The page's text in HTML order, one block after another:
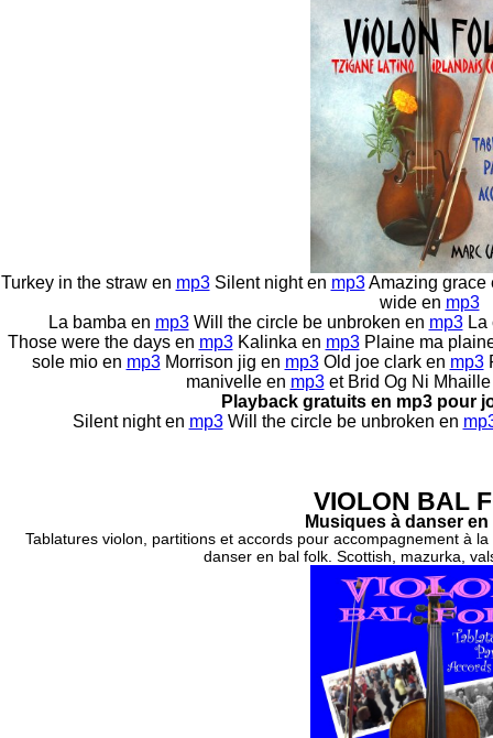
Turkey in the straw en mp3Silent night en mp3Amazing grace
wide en mp3
La bamba en mp3Will the circle be unbroken en mp3
Those were the days en mp3 Kalinka en mp3 Plaine ma
sole mio en mp3 Morrison jig en mp3 Old joe clark en mp3
manivelle en mp3et Brid Og Ni
Playback gratuits en mp3 pour
Silent night en mp3Will the circle be unbroken en
VIOLON BAL
Musiques à danser
Tablatures violon, partitions et accords pour accompagnement à
danser en bal folk. Scottish, mazurka,